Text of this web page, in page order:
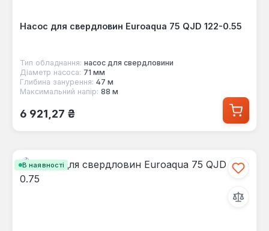
Насос для свердловин Euroaqua 75 QJD 122-0.55
Тип обладнання: насос для свердловини
Діаметр насоса: 71 мм
Глибина занурення: 47 м
Максимальний напір: 88 м
Звичайна ціна:
6 921,27 ₴
В наявності